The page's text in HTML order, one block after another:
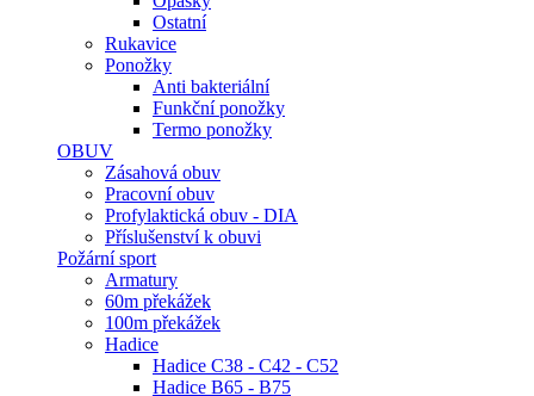
Ostatní
Rukavice
Ponožky
Anti bakteriální
Funkční ponožky
Termo ponožky
OBUV
Zásahová obuv
Pracovní obuv
Profylaktická obuv - DIA
Příslušenství k obuvi
Požární sport
Armatury
60m překážek
100m překážek
Hadice
Hadice C38 - C42 - C52
Hadice B65 - B75